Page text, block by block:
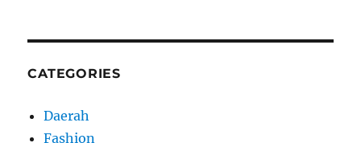
CATEGORIES
Daerah
Fashion